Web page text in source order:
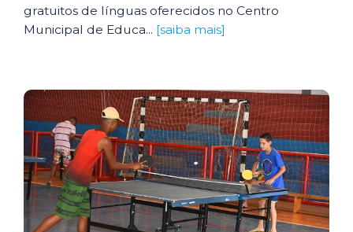
gratuitos de línguas oferecidos no Centro
Municipal de Educa... [saiba mais]